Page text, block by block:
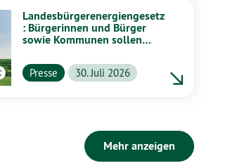
Landesbürgerenergiengesetz
: Bürgerinnen und Bürger
sowie Kommunen sollen
profitieren
Presse 30. Juli 2026
Mehr anzeigen